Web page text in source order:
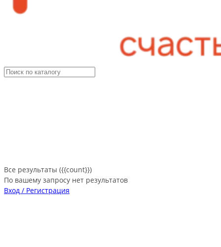
Все результаты ({{count}})
По вашему запросу нет результатов
Вход / Регистрация